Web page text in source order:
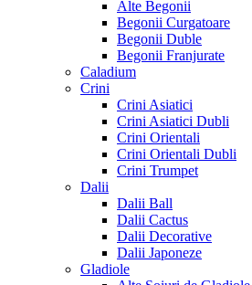
Alte Begonii
Begonii Curgatoare
Begonii Duble
Begonii Franjurate
Caladium
Crini
Crini Asiatici
Crini Asiatici Dubli
Crini Orientali
Crini Orientali Dubli
Crini Trumpet
Dalii
Dalii Ball
Dalii Cactus
Dalii Decorative
Dalii Japoneze
Gladiole